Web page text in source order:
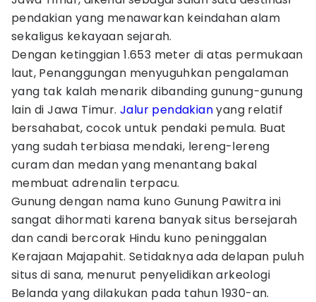
pendakian yang menawarkan keindahan alam
sekaligus kekayaan sejarah.
Dengan ketinggian 1.653 meter di atas permukaan
laut, Penanggungan menyuguhkan pengalaman
yang tak kalah menarik dibanding gunung-gunung
lain di Jawa Timur. Jalur pendakianyang relatif
bersahabat, cocok untuk pendaki pemula. Buat
yang sudah terbiasa mendaki, lereng-lereng
curam dan medan yang menantang bakal
membuat adrenalin terpacu.
Gunung dengan nama kuno Gunung Pawitra ini
sangat dihormati karena banyak situs bersejarah
dan candi bercorak Hindu kuno peninggalan
Kerajaan Majapahit. Setidaknya ada delapan puluh
situs di sana, menurut penyelidikan arkeologi
Belanda yang dilakukan pada tahun 1930-an.